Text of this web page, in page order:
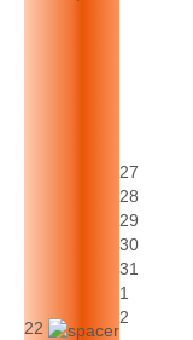
22
27
28
29
30
31
1
2